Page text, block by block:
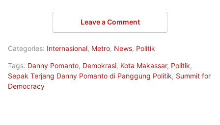
Leave a Comment
Categories: Internasional, Metro, News, Politik
Tags: Danny Pomanto, Demokrasi, Kota Makassar, Politik,
Sepak Terjang Danny Pomanto di Panggung Politik, Summit for
Democracy